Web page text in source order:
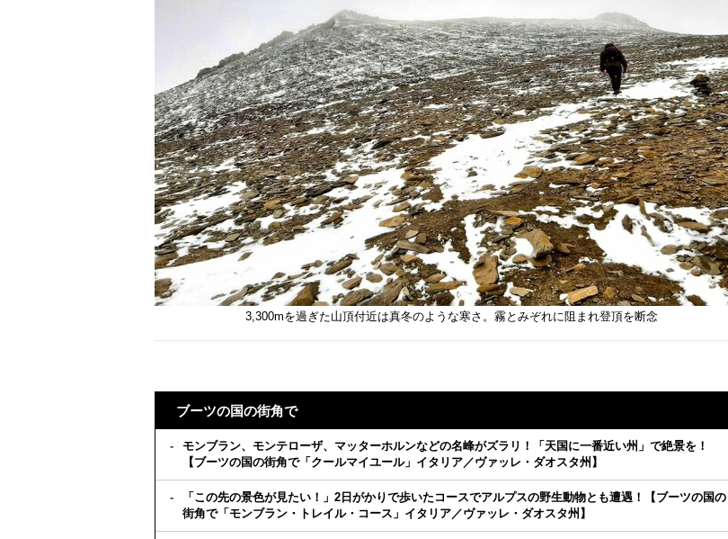
3,300mを過ぎた山頂付近は真冬のような寒さ。霧とみぞれに阻まれ登頂を断念
ブーツの国の街角で
モンブラン、モンテローザ、マッターホルンなどの名峰がズラリ！「天国に一番近い州」で絶景を！
【ブーツの国の街角で「クールマイユール」イタリア／ヴァッレ・ダオスタ州】
「この先の景色が見たい！」2日がかりで歩いたコースでアルプスの野生動物とも遭遇！【ブーツの国の
街角で「モンブラン・トレイル・コース」イタリア／ヴァッレ・ダオスタ州】